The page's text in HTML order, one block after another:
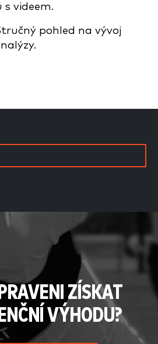
videem.
pohled na vývoj
ZÍSKAT
VÝHODU?